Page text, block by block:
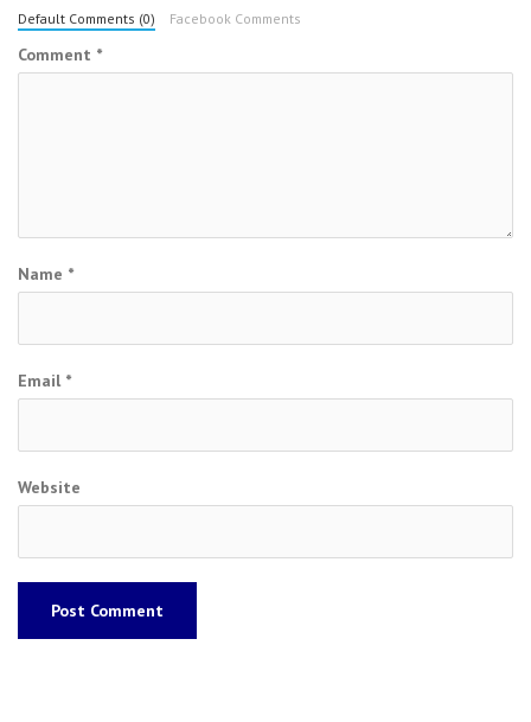
Default Comments (0) Facebook Comments
Comment *
Name *
Email *
Website